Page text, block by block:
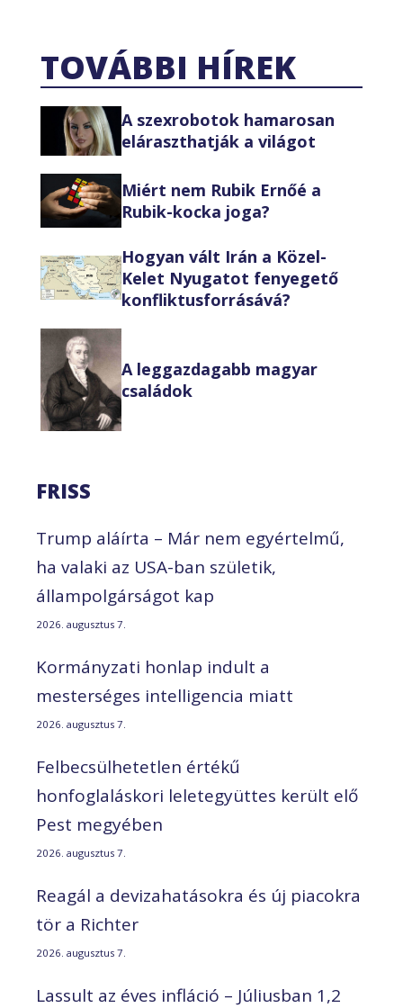
TOVÁBBI HÍREK
A szexrobotok hamarosan
eláraszthatják a világot
Miért nem Rubik Ernőé a
Rubik-kocka joga?
Hogyan vált Irán a Közel-
Kelet Nyugatot fenyegető
konfliktusforrásává?
A leggazdagabb magyar
családok
FRISS
Trump aláírta – Már nem egyértelmű,
ha valaki az USA-ban születik,
állampolgárságot kap
2026. augusztus 7.
Kormányzati honlap indult a
mesterséges intelligencia miatt
2026. augusztus 7.
Felbecsülhetetlen értékű
honfoglaláskori leletegyüttes került elő
Pest megyében
2026. augusztus 7.
Reagál a devizahatásokra és új piacokra
tör a Richter
2026. augusztus 7.
Lassult az éves infláció – Júliusban 1,2